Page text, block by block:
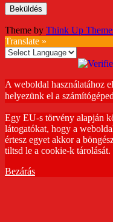
Theme by Think Up
Translate »
A weboldal használatához
helyezünk el a
Egy EU-s törvény alapján
látogatókat, hogy a
értesz egyet akkor a
tiltsd le a cookie-k tárolását.
Bezárás